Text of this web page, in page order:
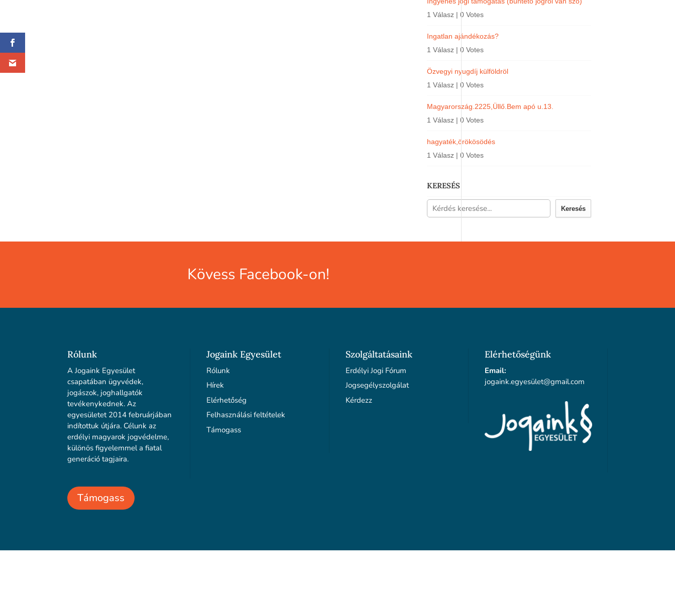
1 Válasz | 0 Votes
Ingatlan ajándékozás?
1 Válasz | 0 Votes
Özvegyi nyugdíj külföldröl
1 Válasz | 0 Votes
Magyarország.2225,Üllő.Bem apó u.13.
1 Válasz | 0 Votes
hagyaték,örökösödés
1 Válasz | 0 Votes
KERESÉS
Keresés
Kövess Facebook-on!
Rólunk
A Jogaink Egyesület
csapatában ügyvédek,
jogászok, joghallgatók
tevékenykednek. Az
egyesületet 2014 februárjában
indítottuk útjára. Célunk az
erdélyi magyarok jogvédelme,
különös figyelemmel a fiatal
generáció tagjaira.
Támogass
Jogaink Egyesület
Rólunk
Hírek
Elérhetőség
Felhasználási feltételek
Támogass
Szolgáltatásaink
Erdélyi Jogi Fórum
Jogsegélyszolgálat
Kérdezz
Elérhetőségünk
Email:
jogaink.egyesület@gmail.com